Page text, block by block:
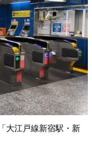
大江戸線新宿駅・新